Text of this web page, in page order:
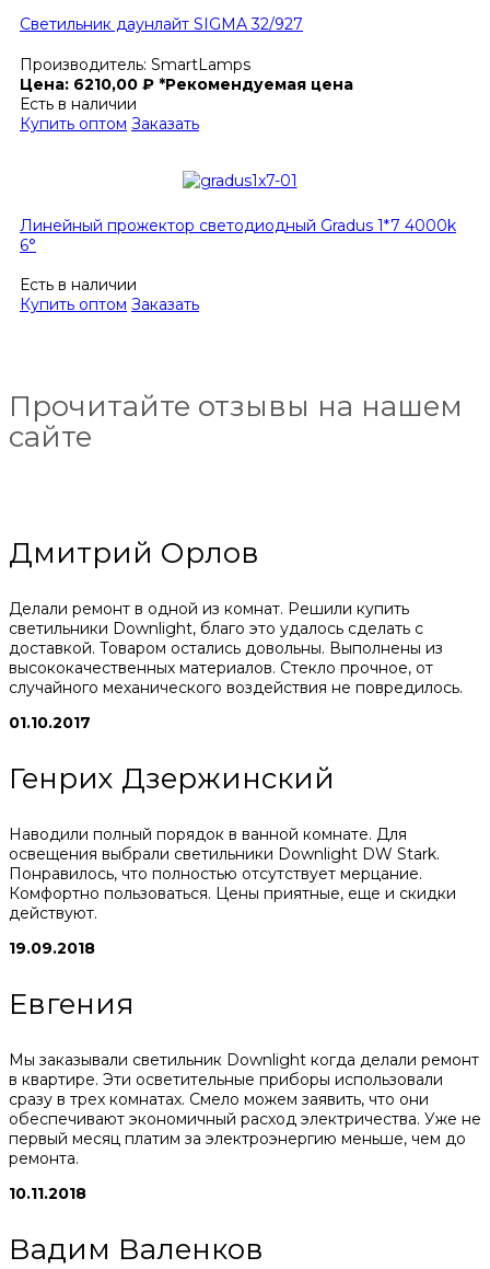
Светильник даунлайт SIGMA 32/927
Производитель: SmartLamps
Цена: 6210,00 ₽ *Рекомендуемая цена
Есть в наличии
Купить оптом Заказать
Линейный прожектор светодиодный Gradus 1*7 4000k
6°
Есть в наличии
Купить оптом Заказать
Прочитайте отзывы на нашем
сайте
Дмитрий Орлов
Делали ремонт в одной из комнат. Решили купить
светильники Downlight, благо это удалось сделать с
доставкой. Товаром остались довольны. Выполнены из
высококачественных материалов. Стекло прочное, от
случайного механического воздействия не повредилось.
01.10.2017
Генрих Дзержинский
Наводили полный порядок в ванной комнате. Для
освещения выбрали светильники Downlight DW Stark.
Понравилось, что полностью отсутствует мерцание.
Комфортно пользоваться. Цены приятные, еще и скидки
действуют.
19.09.2018
Евгения
Мы заказывали светильник Downlight когда делали ремонт
в квартире. Эти осветительные приборы использовали
сразу в трех комнатах. Смело можем заявить, что они
обеспечивают экономичный расход электричества. Уже не
первый месяц платим за электроэнергию меньше, чем до
ремонта.
10.11.2018
Вадим Валенков